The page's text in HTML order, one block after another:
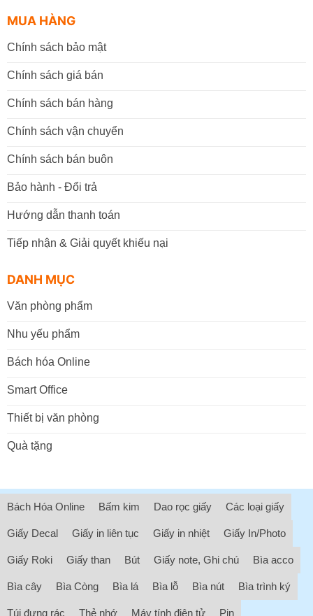
MUA HÀNG
Chính sách bảo mật
Chính sách giá bán
Chính sách bán hàng
Chính sách vận chuyển
Chính sách bán buôn
Bảo hành - Đổi trả
Hướng dẫn thanh toán
Tiếp nhận & Giải quyết khiếu nại
DANH MỤC
Văn phòng phẩm
Nhu yếu phẩm
Bách hóa Online
Smart Office
Thiết bị văn phòng
Quà tặng
Bách Hóa Online Bấm kim Dao rọc giấy Các loại giấy
Giấy Decal Giấy in liên tục Giấy in nhiệt Giấy In/Photo
Giấy Roki Giấy than Bút Giấy note, Ghi chú Bìa acco
Bìa cây Bìa Còng Bìa lá Bìa lỗ Bìa nút Bìa trình ký
Túi đựng rác Thẻ nhớ Máy tính điện tử Pin